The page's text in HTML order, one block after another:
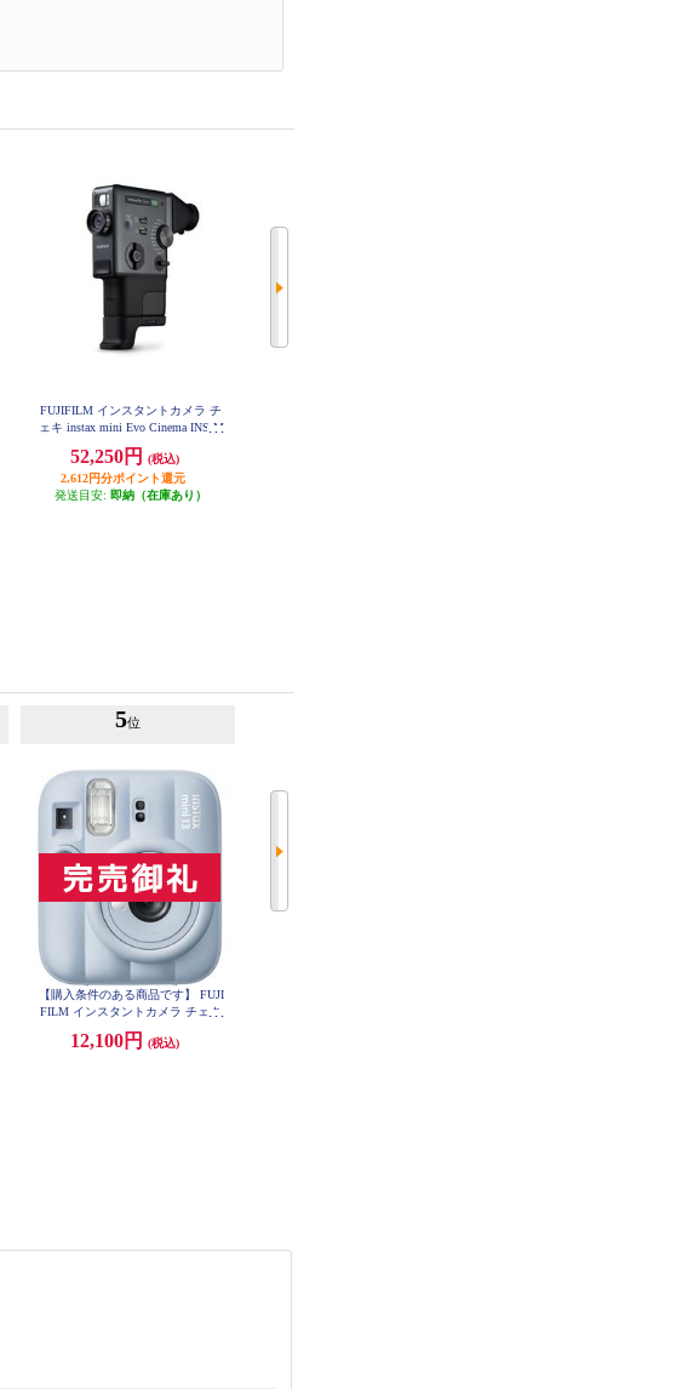
FUJIFILM インスタントカメラ チ
ェキ instax mini Evo Cinema INS-M
52,250円
(税込)
2,612円分ポイント還元
発送目安: 即納（在庫あり）
5位
【購入条件のある商品です】 FUJI
FILM インスタントカメラ チェキ
LUE
12,100円 (税込)